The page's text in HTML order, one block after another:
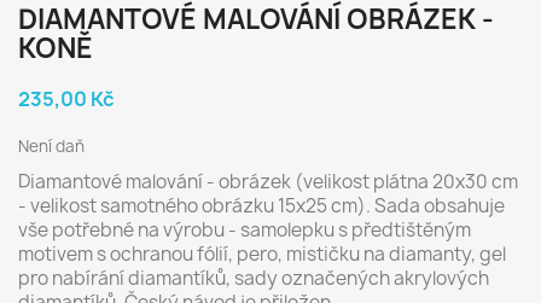
DIAMANTOVÉ MALOVÁNÍ OBRÁZEK -
KONĚ
235,00 Kč
Není daň
Diamantové malování - obrázek (velikost plátna 20x30 cm
- velikost samotného obrázku 15x25 cm). Sada obsahuje
vše potřebné na výrobu - samolepku s předtištěným
motivem s ochranou fólií, pero, mističku na diamanty, gel
pro nabírání diamantíků, sady označených akrylových